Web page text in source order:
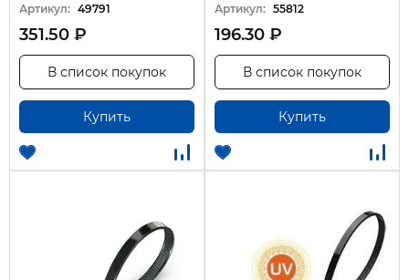
Артикул: 49791
351.50 ₽
Купить
В список покупок
Артикул: 55812
196.30 ₽
Купить
В список покупок